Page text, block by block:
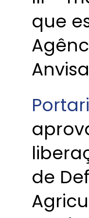
que
de